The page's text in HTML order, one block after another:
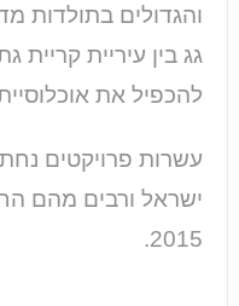
והגדולים בתולדות
גג בין עיריית
להכפיל את
עשרות פרויקטים
ישראל ורבים מהם
2015.